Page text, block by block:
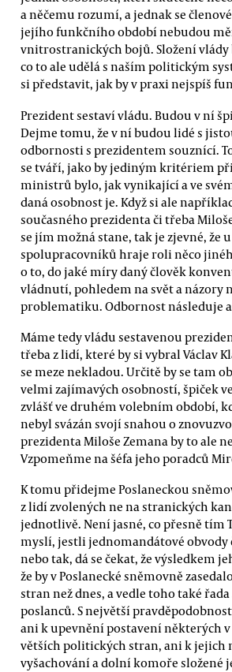
a něčemu rozumí, a jednak se
jejího funkčního období nebudou
vnitrostranických bojů. Složení
co to ale udělá s naším politickým
si představit, jak by v praxi nejspíš
Prezident sestaví vládu. Budou v ní
Dejme tomu, že v ní budou lidé s
odbornosti s prezidentem souznící.
se tváří, jako by jediným kritériem
ministrů bylo, jak vynikající a ve
daná osobnost je. Když si ale
současného prezidenta či třeba
se jím možná stane, tak je zjevné, že
spolupracovníků hraje roli něco
o to, do jaké míry daný člověk
vládnutí, pohledem na svět a názory
problematiku. Odbornost následuje
Máme tedy vládu sestavenou
třeba z lidí, které by si vybral Václav
se meze nekladou. Určitě by se tam
velmi zajímavých osobností, špiček
zvlášť ve druhém volebním období,
nebyl svázán svojí snahou o
prezidenta Miloše Zemana by to ale
Vzpomeňme na šéfa jeho poradců
K tomu přidejme Poslaneckou
z lidí zvolených ne na stranických
jednotlivě. Není jasné, co přesně tím
myslí, jestli jednomandátové obvody
nebo tak, dá se čekat, že výsledkem
že by v Poslanecké sněmovně
stran než dnes, a vedle toho také
poslanců. S největší
ani k upevnění postavení některých v
větších politických stran, ani k jejich
vyšachování a dolní komoře složené